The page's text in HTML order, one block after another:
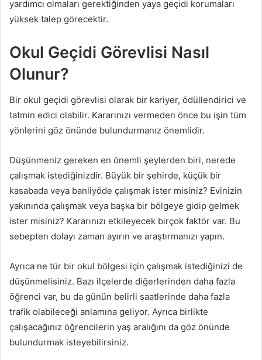
yardımcı olmaları gerektiğinden yaya geçidi korumaları
yüksek talep görecektir.
Okul Geçidi Görevlisi Nasıl
Olunur?
Bir okul geçidi görevlisi olarak bir kariyer, ödüllendirici ve
tatmin edici olabilir. Kararınızı vermeden önce bu işin tüm
yönlerini göz önünde bulundurmanız önemlidir.
Düşünmeniz gereken en önemli şeylerden biri, nerede
çalışmak istediğinizdir. Büyük bir şehirde, küçük bir
kasabada veya banliyöde çalışmak ister misiniz? Evinizin
yakınında çalışmak veya başka bir bölgeye gidip gelmek
ister misiniz? Kararınızı etkileyecek birçok faktör var. Bu
sebepten dolayı zaman ayırın ve araştırmanızı yapın.
Ayrıca ne tür bir okul bölgesi için çalışmak istediğinizi de
düşünmelisiniz. Bazı ilçelerde diğerlerinden daha fazla
öğrenci var, bu da günün belirli saatlerinde daha fazla
trafik olabileceği anlamına geliyor. Ayrıca birlikte
çalışacağınız öğrencilerin yaş aralığını da göz önünde
bulundurmak isteyebilirsiniz.